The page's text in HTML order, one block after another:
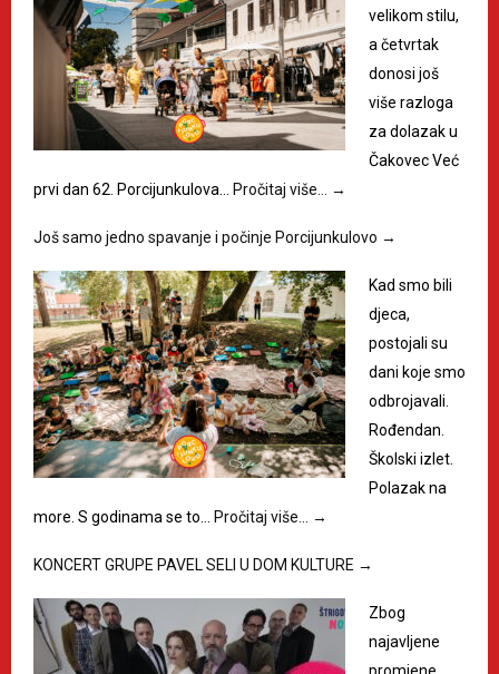
velikom stilu,
a četvrtak
donosi još
više razloga
za dolazak u
Čakovec Već
prvi dan 62. Porcijunkulova…
Pročitaj više… →
Još samo jedno spavanje i počinje Porcijunkulovo →
Kad smo bili
djeca,
postojali su
dani koje smo
odbrojavali.
Rođendan.
Školski izlet.
Polazak na
more. S godinama se to…
Pročitaj više… →
KONCERT GRUPE PAVEL SELI U DOM KULTURE →
Zbog
najavljene